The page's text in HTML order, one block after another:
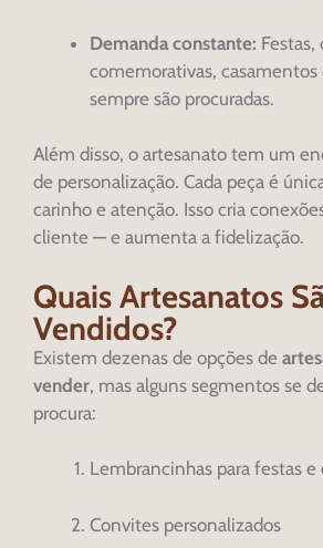
Demanda constante: Festas,
comemorativas,
sempre são procuradas.
Além disso, o artesanato tem um
de personalização. Cada peça é
carinho e atenção. Isso cria
cliente — e aumenta a fidelização.
Quais Artesanatos
Vendidos?
Existem dezenas de opções de
vender, mas alguns segmentos se
procura:
Lembrancinhas para festas
Convites personalizados